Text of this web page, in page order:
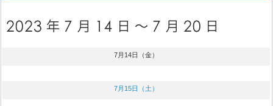
7月14日（金）
7月15日（土）